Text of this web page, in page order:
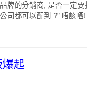
牌的分銷商, 是否一定
司都可以配到 ?” 唔該哂!
爆起